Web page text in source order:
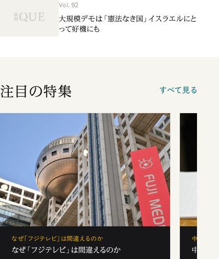
Vol. 92
大規模デモは「憲法なき国」イスラエルにと
って好機にも
注目の特集 すべて見る
なぜ「フジテレビ」は間違えるのか
なぜ「フジテレビ」は間違えるのか
中学受験
中学受